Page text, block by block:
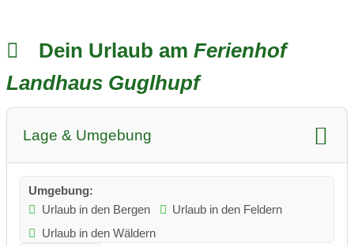
Dein Urlaub am Ferienhof
Landhaus Guglhupf
Lage & Umgebung
Umgebung:
Urlaub in den Bergen
Urlaub in den Feldern
Urlaub in den Wäldern